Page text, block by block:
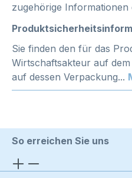
zugehörige Informationen
Sie finden den für das
Wirtschaftsakteur auf
auf dessen Verpackung...
So erreichen Sie uns